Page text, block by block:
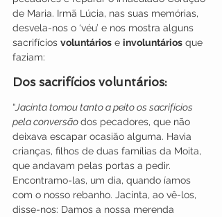
de Maria. Irmã Lúcia, nas suas memórias,
desvela-nos o ‘véu’ e nos mostra alguns
sacrifícios voluntários e involuntários que
faziam:
Dos sacrifícios voluntários:
“Jacinta tomou tanto a peito os sacrifícios
pela conversão dos pecadores, que não
deixava escapar ocasião alguma. Havia
crianças, filhos de duas famílias da Moita,
que andavam pelas portas a pedir.
Encontramo-las, um dia, quando íamos
com o nosso rebanho. Jacinta, ao vê-los,
disse-nos: Damos a nossa merenda